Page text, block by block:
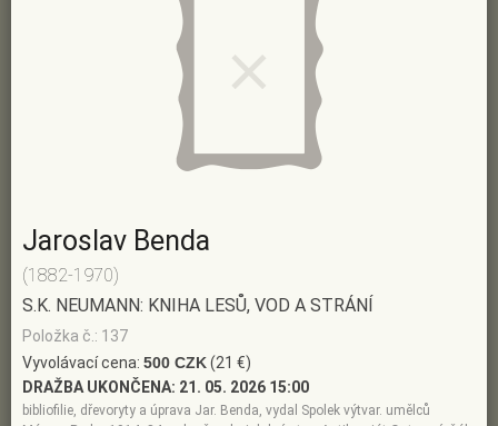
Jaroslav Benda
(1882-1970)
S.K. NEUMANN: KNIHA LESŮ, VOD A STRÁNÍ
Položka č.: 137
Vyvolávací cena: 500 CZK(21 €)
DRAŽBA UKONČENA: 21. 05. 2026 15:00
bibliofilie, dřevoryty a úprava Jar. Benda, vydal Spolek výtvar. umělců